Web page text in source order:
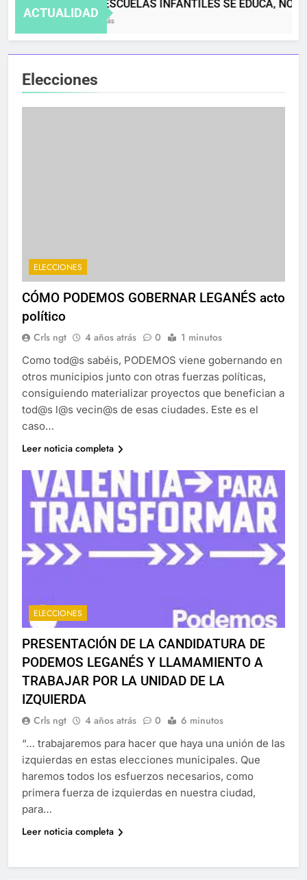
ACTUALIDAD
EN LAS ESCUELAS INFANTILES SE EDUCA, NO
4 Meses Atrás
Elecciones
ELECCIONES
CÓMO PODEMOS GOBERNAR LEGANÉS acto
político
Crls ngt 4 años atrás 0 1 minutos
Como tod@s sabéis, PODEMOS viene gobernando en
otros municipios junto con otras fuerzas políticas,
consiguiendo materializar proyectos que benefician a
tod@s l@s vecin@s de esas ciudades. Este es el
caso…
Leer noticia completa
ELECCIONES
PRESENTACIÓN DE LA CANDIDATURA DE
PODEMOS LEGANÉS Y LLAMAMIENTO A
TRABAJAR POR LA UNIDAD DE LA
IZQUIERDA
Crls ngt 4 años atrás 0 6 minutos
“… trabajaremos para hacer que haya una unión de las
izquierdas en estas elecciones municipales. Que
haremos todos los esfuerzos necesarios, como
primera fuerza de izquierdas en nuestra ciudad,
para…
Leer noticia completa